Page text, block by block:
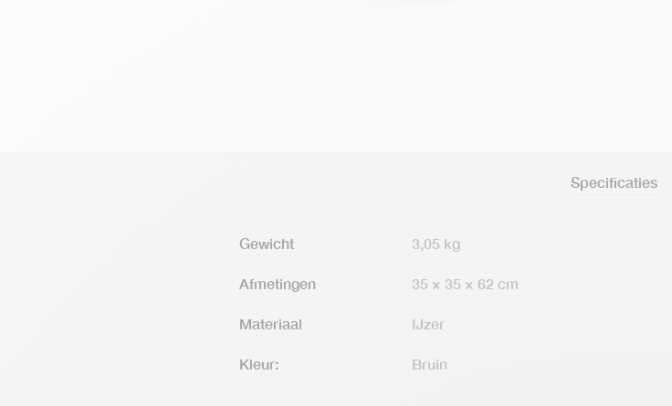
Specificaties
Gewicht 3,05 kg
Afmetingen 35 × 35 × 62 cm
Materiaal IJzer
Kleur: Bruin